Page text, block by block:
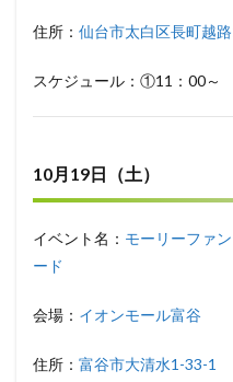
住所： 仙台市太白区長町越
スケジュール：①11：00
10月19日（土）
イベント名： モーリーファ
ード
会場： イオンモール富谷
住所： 富谷市大清水1-33-1